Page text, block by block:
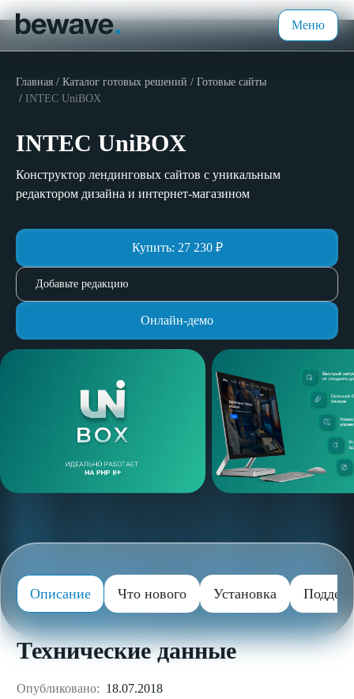
Меню
Главная Каталог готовых решений
Готовые сайты
INTEC UniBOX
INTEC UniBOX
Конструктор лендинговых сайтов с уникальным
редактором дизайна и интернет-магазином
Купить: 27 230₽
Добавьте редакцию
Онлайн-демо
Описание Что нового Установка
Технические данные
Опубликовано: 18.07.2018